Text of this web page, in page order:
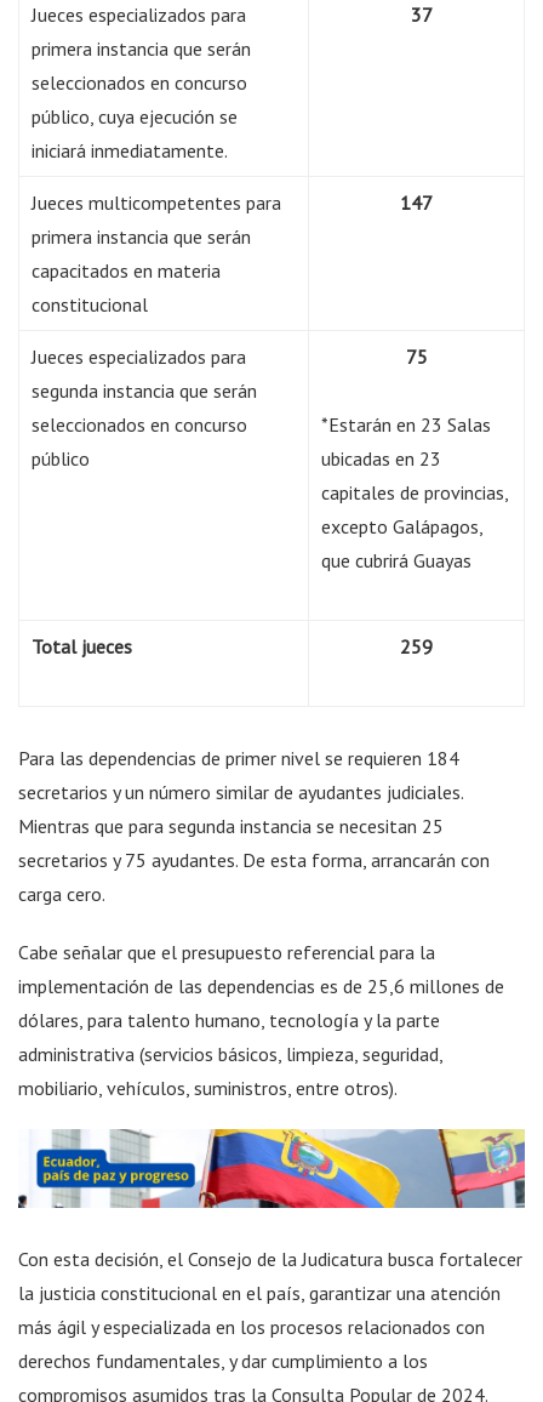
Jueces especializados para
primera instancia que serán
seleccionados en concurso
público, cuya ejecución se
iniciará inmediatamente.
37
Jueces multicompetentes para
primera instancia que serán
capacitados en materia
constitucional
147
Jueces especializados para
segunda instancia que serán
seleccionados en concurso
público
75
*Estarán en 23 Salas
ubicadas en 23
capitales de provincias,
excepto Galápagos,
que cubrirá Guayas
Total jueces 259
Para las dependencias de primer nivel se requieren 184
secretarios y un número similar de ayudantes judiciales.
Mientras que para segunda instancia se necesitan 25
secretarios y 75 ayudantes. De esta forma, arrancarán con
carga cero.
Cabe señalar que el presupuesto referencial para la
implementación de las dependencias es de 25,6 millones de
dólares, para talento humano, tecnología y la parte
administrativa (servicios básicos, limpieza, seguridad,
mobiliario, vehículos, suministros, entre otros).
Con esta decisión, el Consejo de la Judicatura busca fortalecer
la justicia constitucional en el país, garantizar una atención
más ágil y especializada en los procesos relacionados con
derechos fundamentales, y dar cumplimiento a los
compromisos asumidos tras la Consulta Popular de 2024.